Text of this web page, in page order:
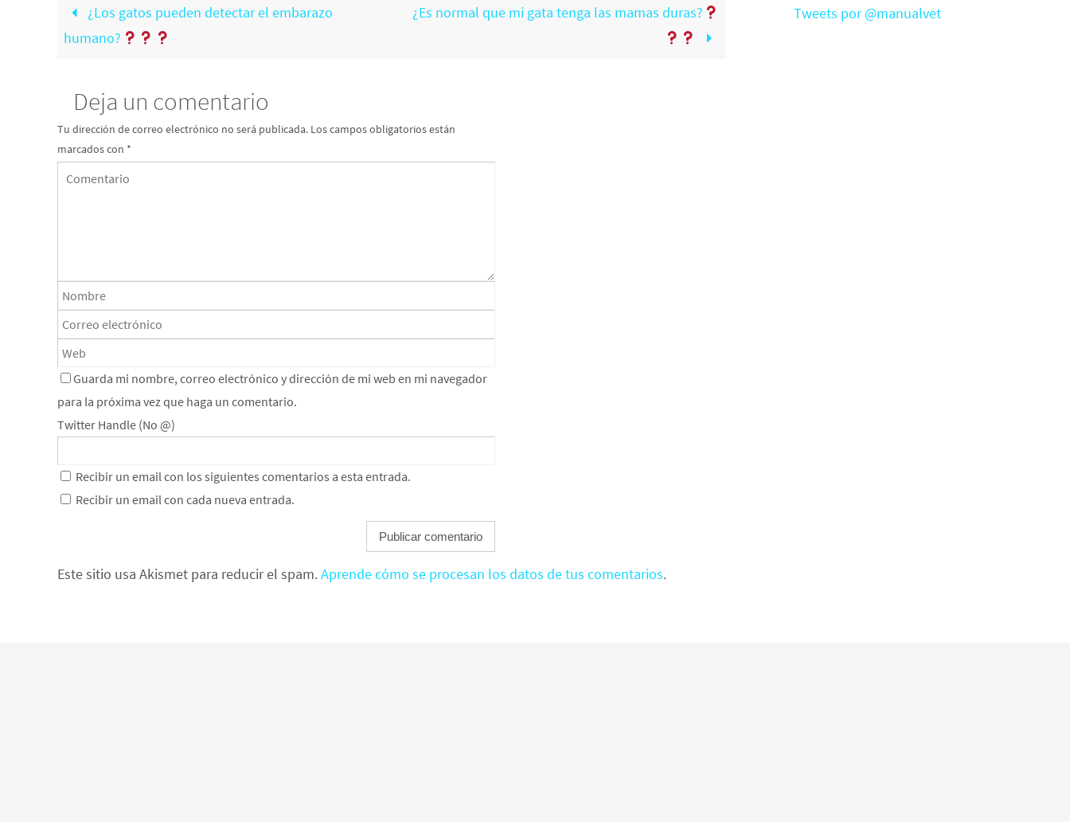
¿Los gatos pueden detectar el embarazo
humano?
¿Es normal que mi gata tenga las mamas duras?
Deja un comentario
Tu dirección de correo electrónico no será publicada. Los campos obligatorios están
marcados con *
Guarda mi nombre, correo electrónico y dirección de mi web en mi navegador
para la próxima vez que haga un comentario.
Twitter Handle (No @)
Recibir un email con los siguientes comentarios a esta entrada.
Recibir un email con cada nueva entrada.
Este sitio usa Akismet para reducir el spam.Aprende cómo se procesan los datos de tus comentarios.
Tweets por @manualvet